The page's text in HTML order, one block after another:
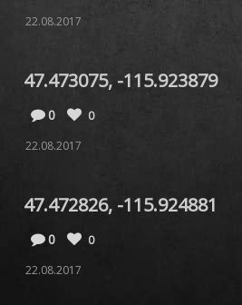
22.08.2017
47.473075, -115.923879
0
0
22.08.2017
47.472826, -115.924881
0
0
22.08.2017